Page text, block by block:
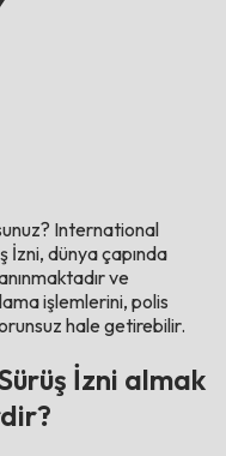
International
İzni, dünya çapında
ve
işlemlerini, polis
hale getirebilir.
İzni almak